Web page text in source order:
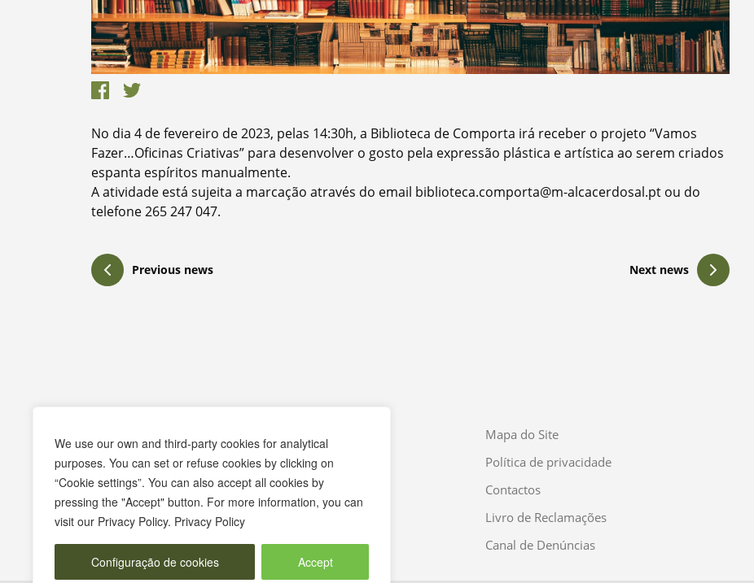
We use our own and third-party cookies for analytical
purposes. You can set or refuse cookies by clicking on
“Cookie settings”. You can also accept all cookies by
pressing the "Accept" button. For more information, you can
visit our Privacy Policy. Privacy Policy
Configuração de cookies Accept
Categories
Filters
No dia 4 de fevereiro de 2023, pelas 14:30h, a Biblioteca de Comporta irá receber o projeto “Vamos
Fazer…Oficinas Criativas” para desenvolver o gosto pela expressão plástica e artística ao serem criados
espanta espíritos manualmente.
A atividade está sujeita a marcação através do email biblioteca.comporta@m-alcacerdosal.pt ou do
telefone 265 247 047.
Previous news Next news
7580-125 Alcácer do Sal
T.265 610 040
F.265 247 003
E.geral@m-alcacerdosal.pt
Mapa do Site
Política de privacidade
Contactos
Livro de Reclamações
Canal de Denúncias